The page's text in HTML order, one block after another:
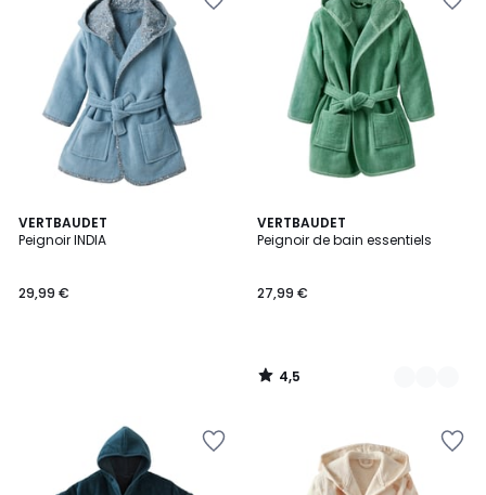
VERTBAUDET
Peignoir INDIA
29,99 €
VERTBAUDET
Peignoir de bain essentiels
27,99 €
4,5
/ 5
2
Couleurs
4,5
/